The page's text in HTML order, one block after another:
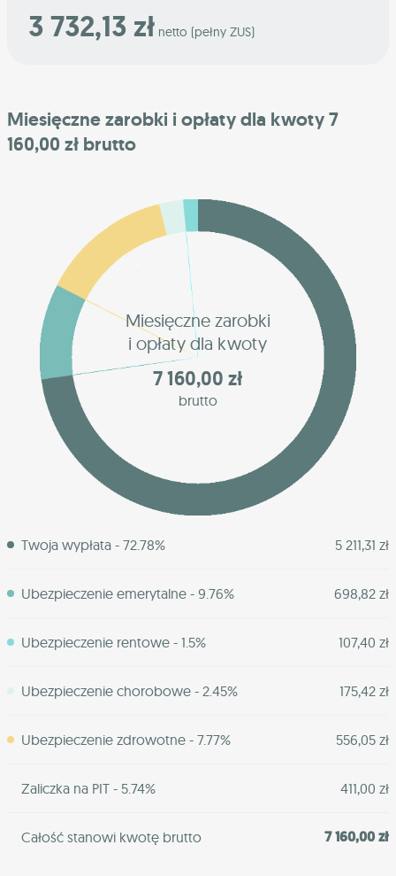
3 732,13 zł netto (pełny ZUS)
Miesięczne zarobki i opłaty dla kwoty 7
160,00 zł brutto
Miesięczne zarobki
i opłaty dla kwoty
7 160,00 zł
brutto
Twoja wypłata - 72.78% 5 211,31 zł
Ubezpieczenie emerytalne - 9.76% 698,82 zł
Ubezpieczenie rentowe - 1.5% 107,40 zł
Ubezpieczenie chorobowe - 2.45% 175,42 zł
Ubezpieczenie zdrowotne - 7.77% 556,05 zł
Zaliczka na PIT - 5.74% 411,00 zł
Całość stanowi kwotę brutto 7 160,00 zł